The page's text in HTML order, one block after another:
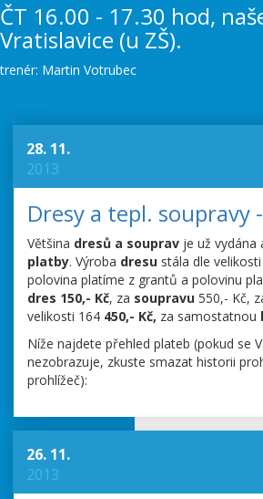
ČT 16.00 - 17.30 hod,
Vratislavice (u ZŠ).
trenér: Martin Votrubec
28. 11.
2013
Dresy a tepl. soupravy
Většina dresů a souprav je už vydána
platby. Výroba dresu stála dle
polovina platíme z grantů a polovinu
dres 150,- Kč, za soupravu 550,- Kč,
velikosti 164 450,- Kč, za samostatnou
Níže najdete přehled plateb (pokud se
nezobrazuje, zkuste smazat historii
prohlížeč):
26. 11.
2013